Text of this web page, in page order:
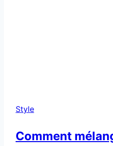
Style
Comment